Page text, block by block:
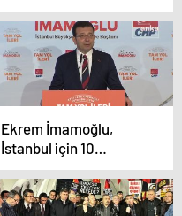
aflarının ağır bir
sonucu’
Ekrem İmamoğlu,
İstanbul için 10
maddelik afet planını
açıkladı: İktidara
‘proje’ göndermesi